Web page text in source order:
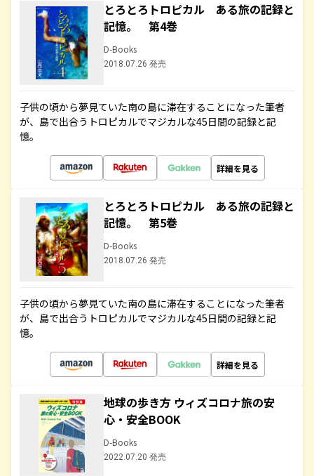
とろとろトロピカル ある旅の記録と
記憶。 第4巻
D-Books
2018.07.26 発売
子供の頃から夢見ていた南の島に滞在することになった筆者
が、島で出合うトロピカルでマジカルな45日間の記録と記
憶。
詳細を見る
とろとろトロピカル ある旅の記録と
記憶。 第5巻
D-Books
2018.07.26 発売
子供の頃から夢見ていた南の島に滞在することになった筆者
が、島で出合うトロピカルでマジカルな45日間の記録と記
憶。
詳細を見る
地球の歩き方 ウィズコロナ旅の安
心・安全BOOK
D-Books
2022.07.20 発売